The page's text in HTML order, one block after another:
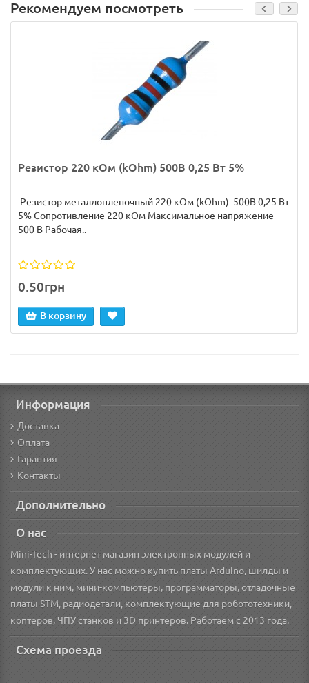
Рекомендуем посмотреть
Резистор 220 кОм (kOhm) 500В 0,25 Вт 5%
Резистор металлопленочный 220 кОм (kOhm) 500В 0,25 Вт
5% Сопротивление 220 кОм Максимальное напряжение
500 В Рабочая..
0.50грн
В корзину
Информация
Доставка
Оплата
Гарантия
Контакты
Дополнительно
О нас
Mini-Tech - интернет магазин электронных модулей и
комплектующих. У нас можно купить платы Arduino, шилды и
модули к ним, мини-компьютеры, программаторы, отладочные
платы STM, радиодетали, комплектующие для робототехники,
коптеров, ЧПУ станков и 3D принтеров. Работаем с 2013 года.
Схема проезда